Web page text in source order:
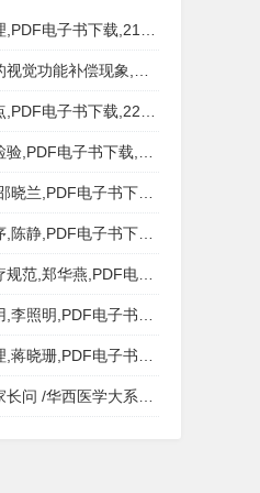
书下载,217MB,网盘资源
,秦钊,PDF电子书下载,网盘资源
书下载,223MB,网盘资源
子书下载,193MB,网盘资源
子书下载,242MB,网盘资源
子书下载,185MB,网盘资源
电子书下载,188MB,网盘资源
电子书下载,202MB,网盘资源
电子书下载,223MB,网盘资源
系?医学科普,PDF电子书网盘下载